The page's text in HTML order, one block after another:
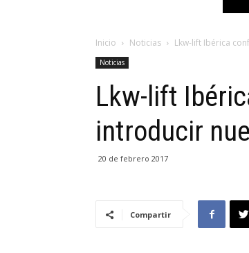
Inicio Noticias Lkw-lift Ibérica
Noticias
Lkw-lift
introducir
20 de febrero 2017
Compartir